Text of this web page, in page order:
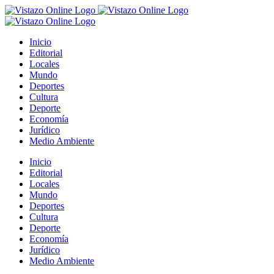
Saltar
al
Inicio
Editorial
Locales
Mundo
Deportes
Cultura
Deporte
Economía
Jurídico
Medio Ambiente
Inicio
Editorial
Locales
Mundo
Deportes
Cultura
Deporte
Economía
Jurídico
Medio Ambiente